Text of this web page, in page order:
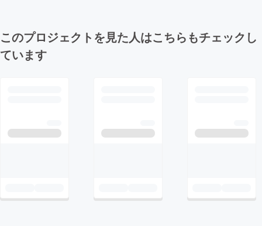
このプロジェクトを見た人はこちらもチェックし
ています